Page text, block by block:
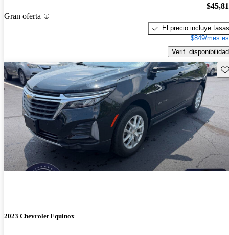
Gran oferta
El precio incluye tasas
$849/mes
Verif. disponibilidad
2023 Chevrolet Equinox